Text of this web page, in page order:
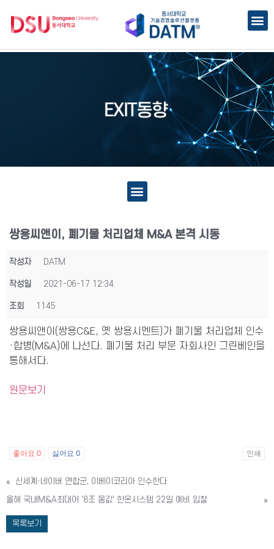
쌍용씨앤이, 폐기물 처리업체 M&A 본격 시동
작성자 DATM
작성일 2021-06-17 12:34
조회 1145
쌍용씨앤이(쌍용C&E, 옛 쌍용시멘트)가 폐기물 처리업체 인수
·합병(M&A)에 나선다. 폐기물 처리 부문 자회사인 그린베인을
통해서다.
원문보기
좋아요 0 싫어요 0 인쇄
«
신세계·네이버 연합군, 이베이코리아 인수한다
올해 국내M&A최대어 '8조 몸값' 한온시스템 22일 예비 입찰
»
목록보기